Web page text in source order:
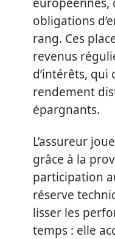
obligations
rang. Ces
revenus
d’intérêts, qui
rendement
épargnants.
L’assureur
grâce à la
participation
réserve
lisser les
temps : elle